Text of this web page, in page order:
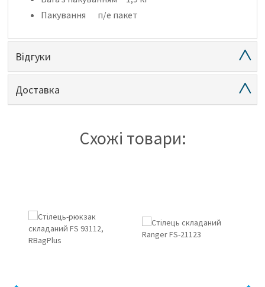
Пакування
п/е пакет
Відгуки
Доставка
Схожі товари: